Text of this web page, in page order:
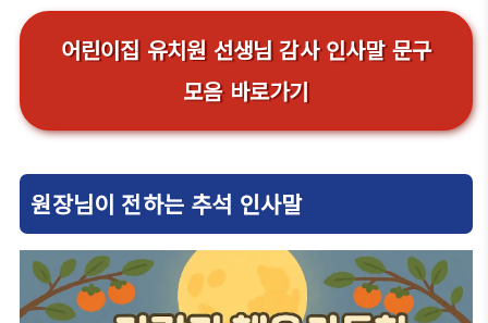
어린이집 유치원 선생님 감사 인사말 문구
모음 바로가기
원장님이 전하는 추석 인사말